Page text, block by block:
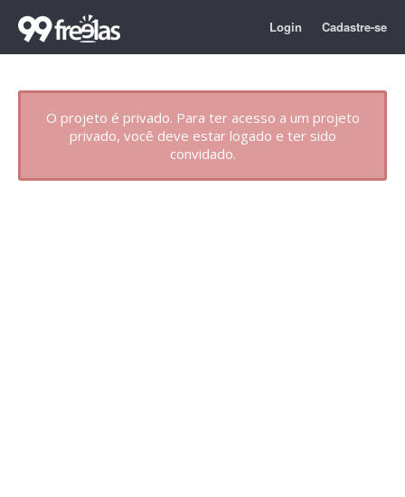
Login Cadastre-se
O projeto é privado. Para ter acesso a um projeto
privado, você deve estar logado e ter sido
convidado.